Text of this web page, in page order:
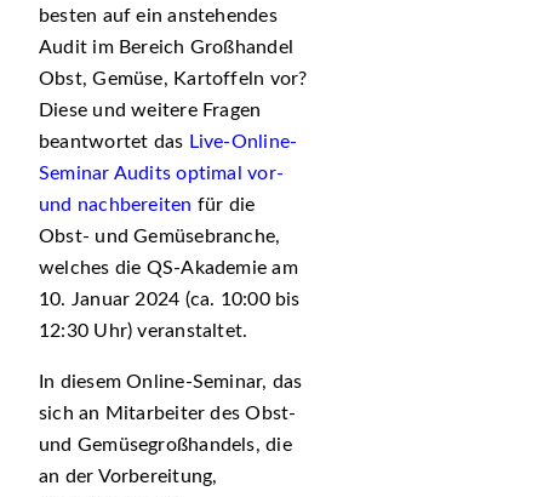
besten auf ein anstehendes
Audit im Bereich Großhandel
Obst, Gemüse, Kartoffeln vor?
Diese und weitere Fragen
beantwortet das Live-Online-
Seminar Audits optimal vor-
und nachbereiten für die
Obst- und Gemüsebranche,
welches die QS-Akademie am
10. Januar 2024 (ca. 10:00 bis
12:30 Uhr) veranstaltet.
In diesem Online-Seminar, das
sich an Mitarbeiter des Obst-
und Gemüsegroßhandels, die
an der Vorbereitung,